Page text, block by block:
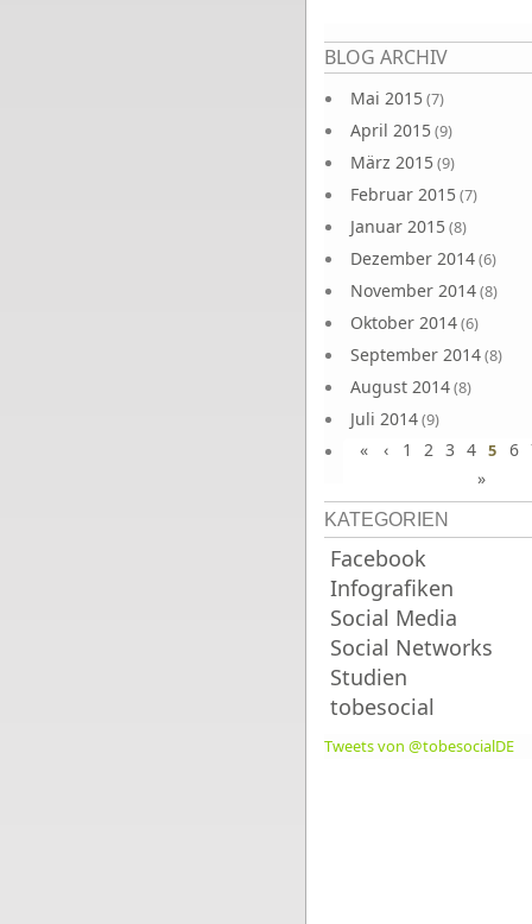
BLOG ARCHIV
Mai 2015(7)
April 2015(9)
März 2015(9)
Februar 2015(7)
Januar 2015(8)
Dezember 2014(6)
November 2014(8)
Oktober 2014(6)
September 2014(8)
August 2014(8)
Juli 2014(9)
Juni 2014(8)
Seiten
« ‹ 1 2 3 4 5 6
»
KATEGORIEN
Facebook
Infografiken
Social Media
Social Networks
Studien
tobesocial
Tweets von @tobesocialDE